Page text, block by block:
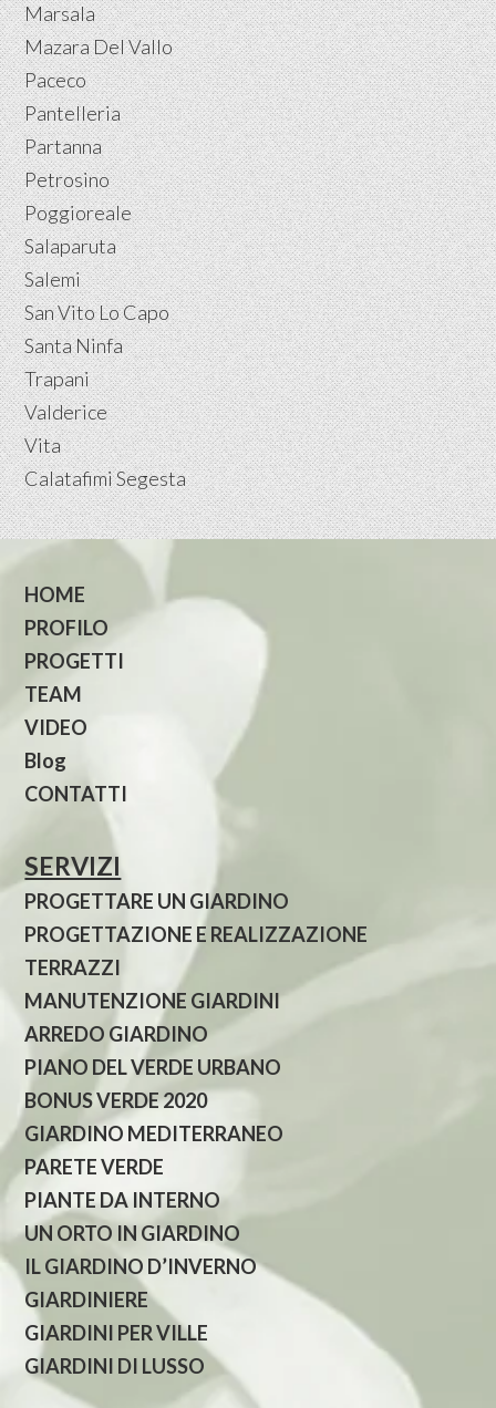
Marsala
Mazara Del Vallo
Paceco
Pantelleria
Partanna
Petrosino
Poggioreale
Salaparuta
Salemi
San Vito Lo Capo
Santa Ninfa
Trapani
Valderice
Vita
Calatafimi Segesta
HOME
PROFILO
PROGETTI
TEAM
VIDEO
Blog
CONTATTI
SERVIZI
PROGETTARE UN GIARDINO
PROGETTAZIONE E REALIZZAZIONE
TERRAZZI
MANUTENZIONE GIARDINI
ARREDO GIARDINO
PIANO DEL VERDE URBANO
BONUS VERDE 2020
GIARDINO MEDITERRANEO
PARETE VERDE
PIANTE DA INTERNO
UN ORTO IN GIARDINO
IL GIARDINO D’INVERNO
GIARDINIERE
GIARDINI PER VILLE
GIARDINI DI LUSSO